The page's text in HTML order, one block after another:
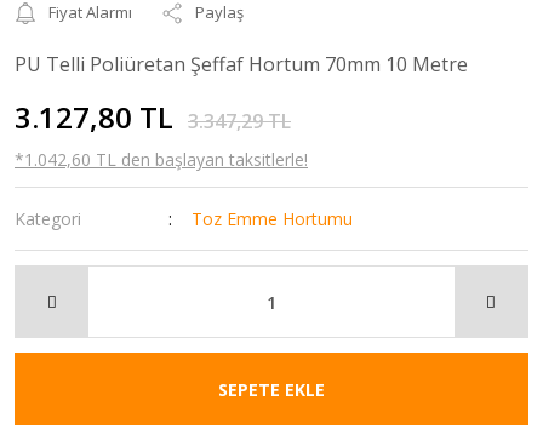
Fiyat Alarmı
Paylaş
PU Telli Poliüretan Şeffaf Hortum 70mm 10 Metre
3.127,80 TL 3.347,29 TL
*1.042,60 TL den başlayan taksitlerle!
Kategori Toz Emme Hortumu
SEPETE EKLE